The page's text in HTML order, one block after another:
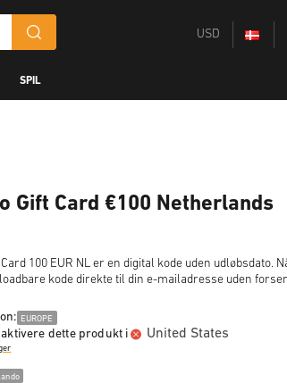
USD
SPIL
Gift Card €100 Netherlands
100 EUR NL er en digital kode uden udløbsdato.
kode direkte til din e-mailadresse uden
EUROPE
aktivere dette produkt i United States